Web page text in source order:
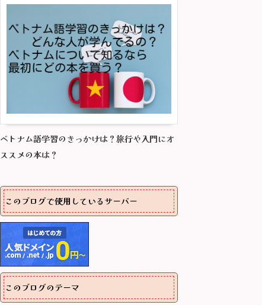
ベトナム語学習のきっかけは？旅行や入門にオ
ススメの本は？
このブログで使用しているサーバー
このブログのテーマ